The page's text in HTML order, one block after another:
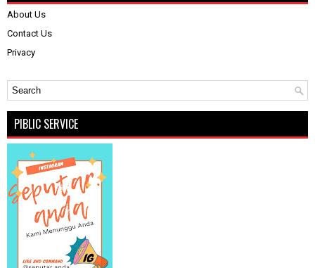
About Us
Contact Us
Privacy
PIBLIC SERVICE